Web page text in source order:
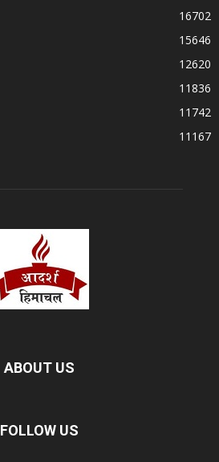
16702
15646
12620
11836
11742
11167
ABOUT US
FOLLOW US